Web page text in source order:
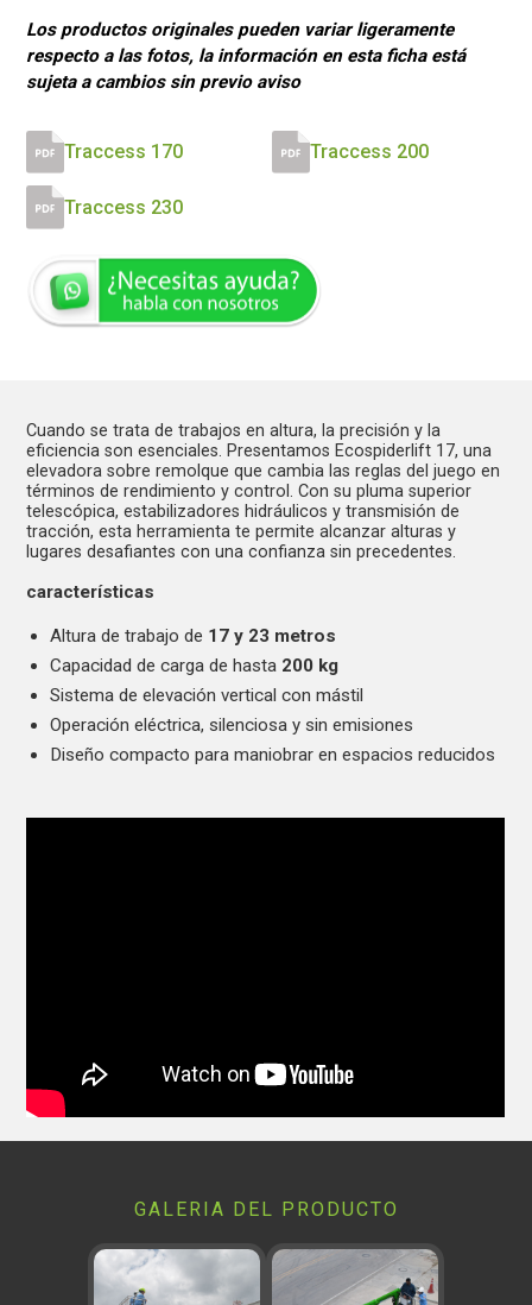
Los productos originales pueden variar ligeramente
respecto a las fotos, la información en esta ficha está
sujeta a cambios sin previo aviso
Traccess 170 Traccess 200
Traccess 230
Cuando se trata de trabajos en altura, la precisión y la
eficiencia son esenciales. Presentamos Ecospiderlift 17, una
elevadora sobre remolque que cambia las reglas del juego en
términos de rendimiento y control. Con su pluma superior
telescópica, estabilizadores hidráulicos y transmisión de
tracción, esta herramienta te permite alcanzar alturas y
lugares desafiantes con una confianza sin precedentes.
características
Altura de trabajo de 17 y 23 metros
Capacidad de carga de hasta 200 kg
Sistema de elevación vertical con mástil
Operación eléctrica, silenciosa y sin emisiones
Diseño compacto para maniobrar en espacios reducidos
GALERIA DEL PRODUCTO